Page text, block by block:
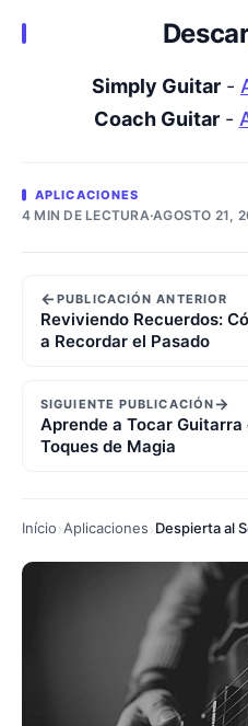
Simply Guitar -
Coach Guitar-
APLICACIONES
4 MIN DE LECTURA·AGOSTO 21,
←PUBLICACIÓN ANTERIOR
Reviviendo Recuerdos:
a Recordar el Pasado
SIGUIENTE PUBLICACIÓN→
Aprende a Tocar Guitarra
Toques de Magia
Início Aplicaciones